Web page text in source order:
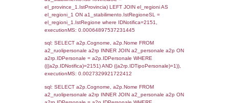
`userlevelid` = -2, executionMS:
sql: SELECT `userlevelid`, `userlevelname`
`userlevels`, executionMS:
sql: SELECT COUNT(*) FROM
WHERE `userlevelid` = -2, executionMS:
0.00018000602722168